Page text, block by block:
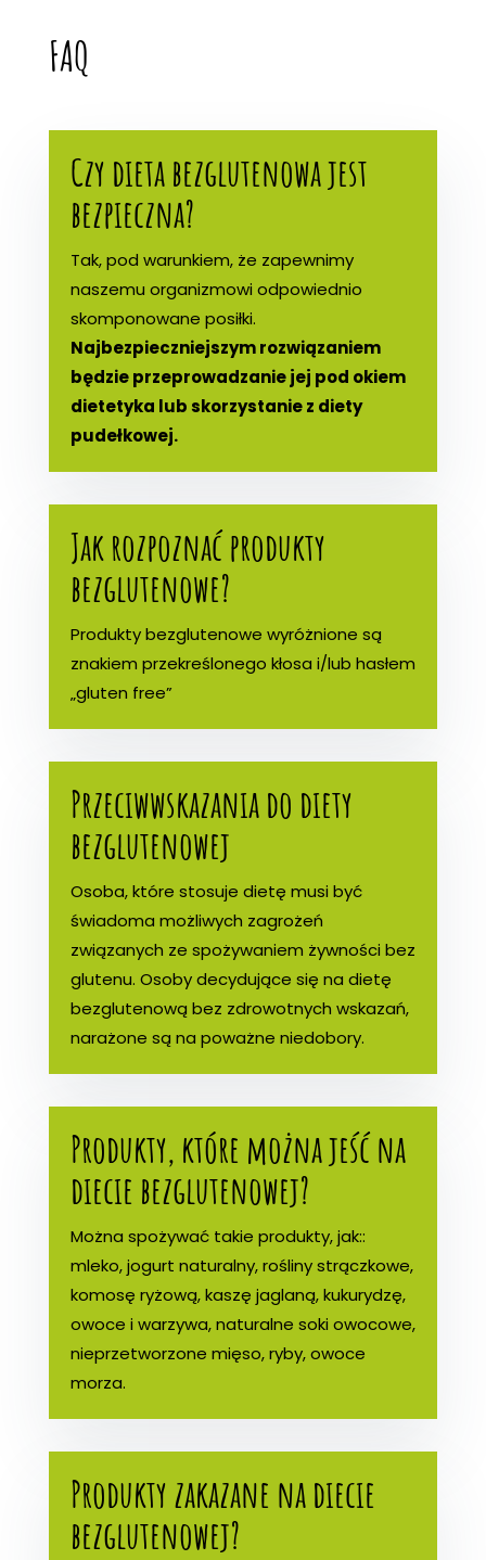
FAQ
Czy dieta bezglutenowa jest
bezpieczna?
Tak, pod warunkiem, że zapewnimy
naszemu organizmowi odpowiednio
skomponowane posiłki.
Najbezpieczniejszym rozwiązaniem
będzie przeprowadzanie jej pod okiem
dietetyka lub skorzystanie z diety
pudełkowej.
Jak rozpoznać produkty
bezglutenowe?
Produkty bezglutenowe wyróżnione są
znakiem przekreślonego kłosa i/lub hasłem
„gluten free”
Przeciwwskazania do diety
bezglutenowej
Osoba, które stosuje dietę musi być
świadoma możliwych zagrożeń
związanych ze spożywaniem żywności bez
glutenu. Osoby decydujące się na dietę
bezglutenową bez zdrowotnych wskazań,
narażone są na poważne niedobory.
Produkty, które można jeść na
diecie bezglutenowej?
Można spożywać takie produkty, jak::
mleko, jogurt naturalny, rośliny strączkowe,
komosę ryżową, kaszę jaglaną, kukurydzę,
owoce i warzywa, naturalne soki owocowe,
nieprzetworzone mięso, ryby, owoce
morza.
Produkty zakazane na diecie
bezglutenowej?